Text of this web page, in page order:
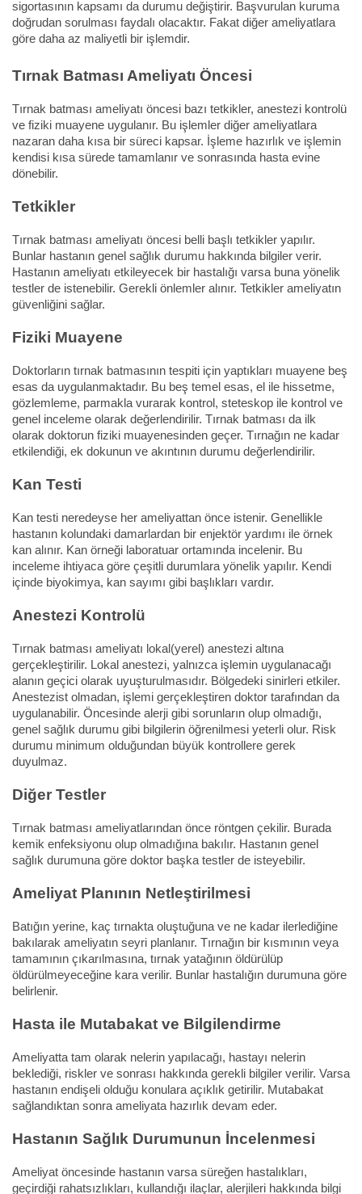
sigortasının kapsamı da durumu değiştirir. Başvurulan kuruma
doğrudan sorulması faydalı olacaktır. Fakat diğer ameliyatlara
göre daha az maliyetli bir işlemdir.
Tırnak Batması Ameliyatı Öncesi
Tırnak batması ameliyatı öncesi bazı tetkikler, anestezi kontrolü
ve fiziki muayene uygulanır. Bu işlemler diğer ameliyatlara
nazaran daha kısa bir süreci kapsar. İşleme hazırlık ve işlemin
kendisi kısa sürede tamamlanır ve sonrasında hasta evine
dönebilir.
Tetkikler
Tırnak batması ameliyatı öncesi belli başlı tetkikler yapılır.
Bunlar hastanın genel sağlık durumu hakkında bilgiler verir.
Hastanın ameliyatı etkileyecek bir hastalığı varsa buna yönelik
testler de istenebilir. Gerekli önlemler alınır. Tetkikler ameliyatın
güvenliğini sağlar.
Fiziki Muayene
Doktorların tırnak batmasının tespiti için yaptıkları muayene beş
esas da uygulanmaktadır. Bu beş temel esas, el ile hissetme,
gözlemleme, parmakla vurarak kontrol, steteskop ile kontrol ve
genel inceleme olarak değerlendirilir. Tırnak batması da ilk
olarak doktorun fiziki muayenesinden geçer. Tırnağın ne kadar
etkilendiği, ek dokunun ve akıntının durumu değerlendirilir.
Kan Testi
Kan testi neredeyse her ameliyattan önce istenir. Genellikle
hastanın kolundaki damarlardan bir enjektör yardımı ile örnek
kan alınır. Kan örneği laboratuar ortamında incelenir. Bu
inceleme ihtiyaca göre çeşitli durumlara yönelik yapılır. Kendi
içinde biyokimya, kan sayımı gibi başlıkları vardır.
Anestezi Kontrolü
Tırnak batması ameliyatı lokal(yerel) anestezi altına
gerçekleştirilir. Lokal anestezi, yalnızca işlemin uygulanacağı
alanın geçici olarak uyuşturulmasıdır. Bölgedeki sinirleri etkiler.
Anestezist olmadan, işlemi gerçekleştiren doktor tarafından da
uygulanabilir. Öncesinde alerji gibi sorunların olup olmadığı,
genel sağlık durumu gibi bilgilerin öğrenilmesi yeterli olur. Risk
durumu minimum olduğundan büyük kontrollere gerek
duyulmaz.
Diğer Testler
Tırnak batması ameliyatlarından önce röntgen çekilir. Burada
kemik enfeksiyonu olup olmadığına bakılır. Hastanın genel
sağlık durumuna göre doktor başka testler de isteyebilir.
Ameliyat Planının Netleştirilmesi
Batığın yerine, kaç tırnakta oluştuğuna ve ne kadar ilerlediğine
bakılarak ameliyatın seyri planlanır. Tırnağın bir kısmının veya
tamamının çıkarılmasına, tırnak yatağının öldürülüp
öldürülmeyeceğine kara verilir. Bunlar hastalığın durumuna göre
belirlenir.
Hasta ile Mutabakat ve Bilgilendirme
Ameliyatta tam olarak nelerin yapılacağı, hastayı nelerin
beklediği, riskler ve sonrası hakkında gerekli bilgiler verilir. Varsa
hastanın endişeli olduğu konulara açıklık getirilir. Mutabakat
sağlandıktan sonra ameliyata hazırlık devam eder.
Hastanın Sağlık Durumunun İncelenmesi
Ameliyat öncesinde hastanın varsa süreğen hastalıkları,
geçirdiği rahatsızlıkları, kullandığı ilaçlar, alerjileri hakkında bilgi